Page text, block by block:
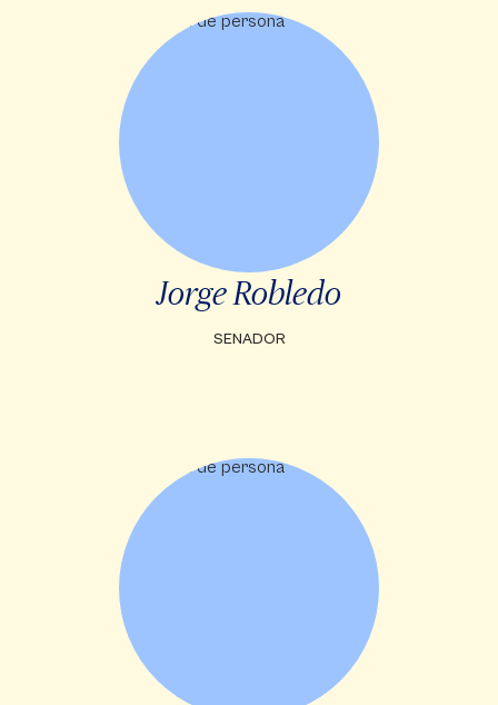
Jorge Robledo
SENADOR